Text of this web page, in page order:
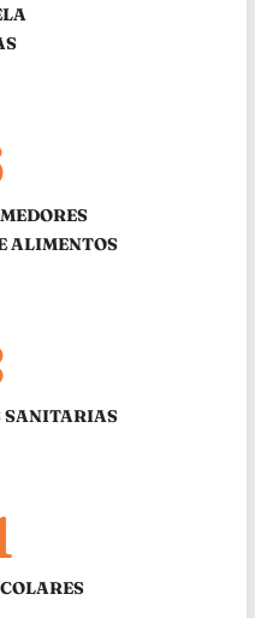
ALIMENTOS
SANITARIAS